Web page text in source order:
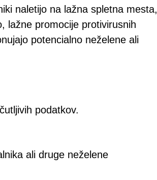
naletijo na lažna spletna mesta,
lažne promocije protivirusnih
potencialno neželene ali
podatkov.
ali druge neželene